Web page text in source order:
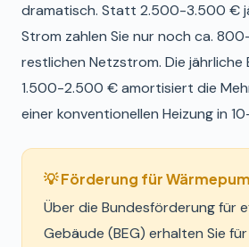
dramatisch. Statt 2.500-3.500 €
Strom zahlen Sie nur noch ca.
restlichen Netzstrom. Die jährliche
1.500-2.500 € amortisiert die
einer konventionellen Heizung in
💡 Förderung für
Über die Bundesförderung für
Gebäude (BEG) erhalten Sie